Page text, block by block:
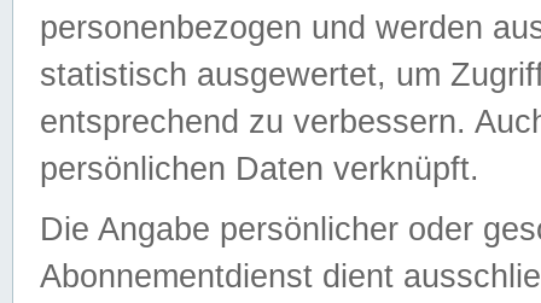
personenbezogen und werden
statistisch ausgewertet, um
entsprechend zu verbessern.
persönlichen Daten verknüpft.
Die Angabe persönlicher oder
Abonnementdienst dient